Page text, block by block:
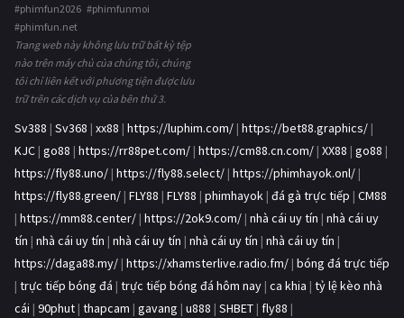
#phimfun2026 #phimfunmoi
#phimfun.net
Trang web này không lưu trữ bất kỳ tệp
nào trên máy chủ của chúng tôi, chúng
tôi chỉ liên kết với phương tiện được lưu
trữ trên các dịch vụ của bên thứ 3.
Sv388 | Sv368 | xx88 | https://luphim.com/ | https://bet88.graphics/ |
KJC | go88 | https://rr88pet.com/ | https://cm88.cn.com/ | XX88 | go88 |
https://fly88.uno/ | https://fly88.select/ | https://phimhayok.onl/ |
https://fly88.green/ | FLY88 | FLY88 | phimhayok | đá gà trực tiếp | CM88
| https://mm88.center/ | https://2ok9.com/ | nhà cái uy tín | nhà cái uy
tín | nhà cái uy tín | nhà cái uy tín | nhà cái uy tín | nhà cái uy tín |
https://daga88.my/ | https://xhamsterlive.radio.fm/ | bóng đá trực tiếp
| trực tiếp bóng đá | trực tiếp bóng đá hôm nay | ca khia | tỷ lệ kèo nhà
cái | 90phut | thapcam | gavang | u888 | SHBET | fly88 |